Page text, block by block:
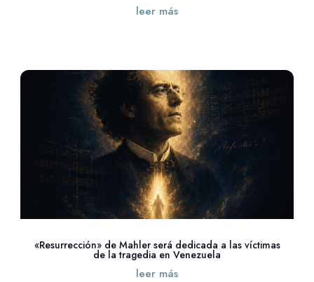
leer más
«Resurrección» de Mahler será dedicada a las víctimas
de la tragedia en Venezuela
leer más